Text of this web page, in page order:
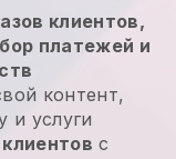
клиентов,
платежей и
контент,
услуги
с